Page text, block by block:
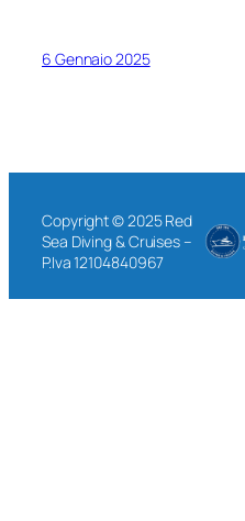
6 Gennaio 2025
Copyright © 2025 Red
Sea Diving & Cruises –
P.Iva 12104840967